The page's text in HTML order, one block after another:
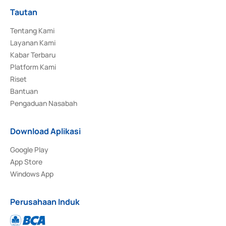
Tautan
Tentang Kami
Layanan Kami
Kabar Terbaru
Platform Kami
Riset
Bantuan
Pengaduan Nasabah
Download Aplikasi
Google Play
App Store
Windows App
Perusahaan Induk